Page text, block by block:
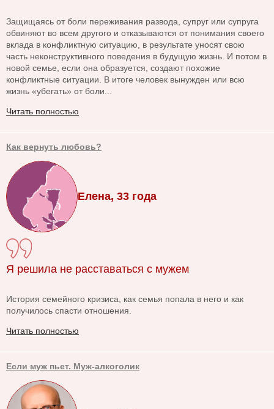
Защищаясь от боли переживания развода, супруг или супруга
обвиняют во всем другого и отказываются от понимания своего
вклада в конфликтную ситуацию, в результате уносят свою
часть неконструктивного поведения в будущую жизнь. И потом в
новой семье, если она образуется, создают похожие
конфликтные ситуации. В итоге человек вынужден или всю
жизнь «убегать» от боли...
Читать полностью
Как вернуть любовь?
Елена, 33 года
Я решила не расставаться с мужем
История семейного кризиса, как семья попала в него и как
получилось спасти отношения.
Читать полностью
Если муж пьет. Муж-алкоголик